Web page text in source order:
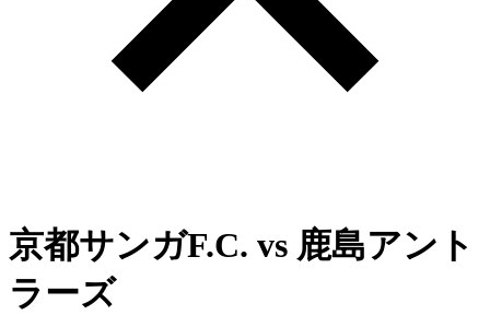
京都サンガF.C. vs 鹿島アント
ラーズ